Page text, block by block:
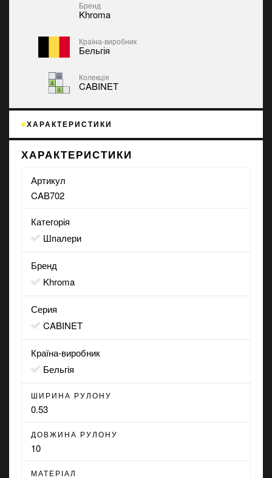
Бренд
Khroma
Країна-виробник
Бельгія
Колекція
CABINET
ХАРАКТЕРИСТИКИ
ХАРАКТЕРИСТИКИ
Артикул
CAB702
Категорія
Шпалери
Бренд
Khroma
Серия
CABINET
Країна-виробник
Бельгія
ШИРИНА РУЛОНУ
0.53
ДОВЖИНА РУЛОНУ
10
МАТЕРІАЛ